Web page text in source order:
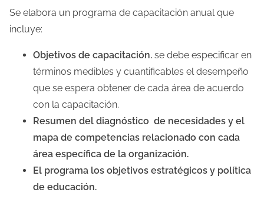
Se elabora un programa de capacitación anual que
incluye:
Objetivos de capacitación. se debe especificar en
términos medibles y cuantificables el desempeño
que se espera obtener de cada área de acuerdo
con la capacitación.
Resumen del diagnóstico de necesidades y el
mapa de competencias relacionado con cada
área específica de la organización.
El programa los objetivos estratégicos y política
de educación.